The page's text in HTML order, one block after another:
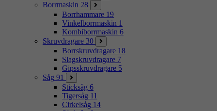
Borrmaskin 28
Borrhammare 19
Vinkelborrmaskin 1
Kombiborrmaskin 6
Skruvdragare 30
Borrskruvdragare 18
Slagskruvdragare 7
Gipsskruvdragare 5
Såg 91
Sticksåg 6
Tigersåg 11
Cirkelsåg 14